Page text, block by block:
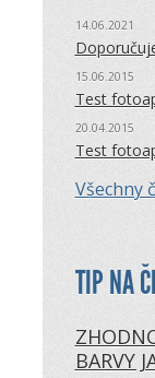
14.06.2021
15.06.2015
Test
20.04.2015
Test
Všechny
TIP NA
BARVY